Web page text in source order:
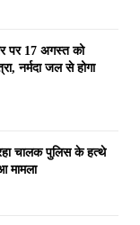
पर 17 अगस्त को
नर्मदा जल से होगा
चालक पुलिस के हत्थे
मामला